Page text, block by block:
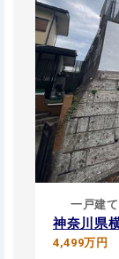
一戸建て
神奈川県
4,499万円